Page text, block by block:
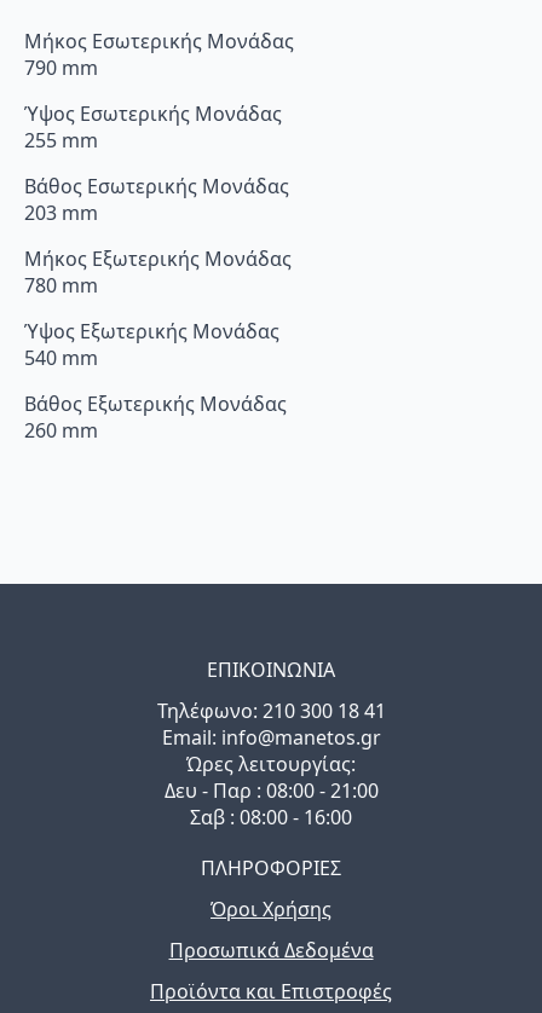
Μήκος Εσωτερικής Μονάδας
790 mm
Ύψος Εσωτερικής Μονάδας
255 mm
Βάθος Εσωτερικής Μονάδας
203 mm
Μήκος Εξωτερικής Μονάδας
780 mm
Ύψος Εξωτερικής Μονάδας
540 mm
Βάθος Εξωτερικής Μονάδας
260 mm
ΕΠΙΚΟΙΝΩΝΙΑ
Τηλέφωνo: 210 300 18 41
Email: info@manetos.gr
Ώρες λειτουργίας:
Δευ - Παρ : 08:00 - 21:00
Σαβ : 08:00 - 16:00
ΠΛΗΡΟΦΟΡΙΕΣ
Όροι Χρήσης
Προσωπικά Δεδομένα
Προϊόντα και Επιστροφές